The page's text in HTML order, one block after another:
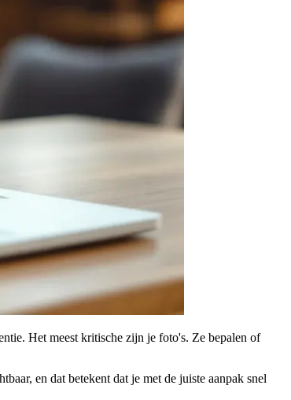
Het meest kritische zijn je foto's. Ze bepalen of
en dat betekent dat je met de juiste aanpak snel